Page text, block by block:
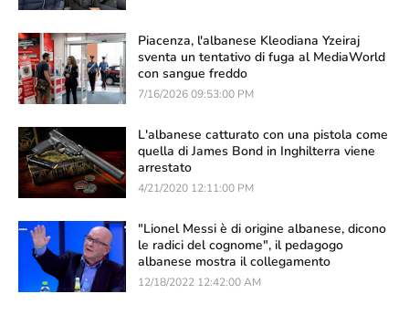
Piacenza, l'albanese Kleodiana Yzeiraj
sventa un tentativo di fuga al MediaWorld
con sangue freddo
7/16/2026 09:53:00 PM
L'albanese catturato con una pistola come
quella di James Bond in Inghilterra viene
arrestato
4/21/2020 12:11:00 PM
"Lionel Messi è di origine albanese, dicono
le radici del cognome", il pedagogo
albanese mostra il collegamento
12/18/2022 12:42:00 AM